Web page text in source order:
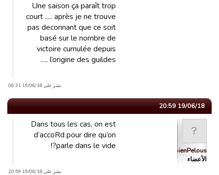
Une saison ça paraît trop
court ..... après je ne trouve
pas deconnant que ce soit
basé sur le nombre de
victoire cumulée depuis
l’origine des guildes .....
نشر على 19/06/18 06:31.
19/06/18 20:59
MagicFabienPelous
الأعضاء
Dans tous les cas, on est
d’accoRd pour dire qu’on
parle dans le vide?!
نشر على 19/06/18 20:59.